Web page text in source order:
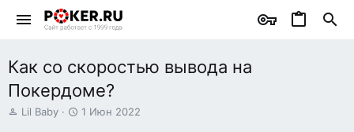
Как со скоростью вывода на
Покердоме?
АLil Baby
Д
1 Июн 2022